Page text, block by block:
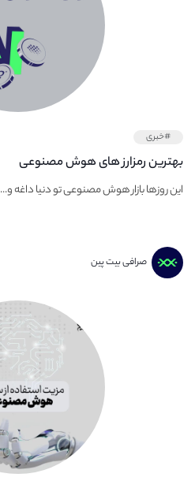
#خبری
بهترین رمزارز های هوش مصنوعی
این روزها بازار هوش مصنوعی تو دنیا داغه و...
صرافی بیت پین